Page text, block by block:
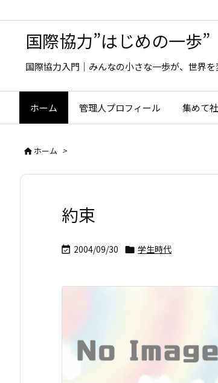
国際協力”はじめの一歩”
国際協力入門｜みんなの小さな一歩が、世界を
ホーム 管理人プロフィール 集めて
ホーム >
約束
 2004/09/30  学生時代